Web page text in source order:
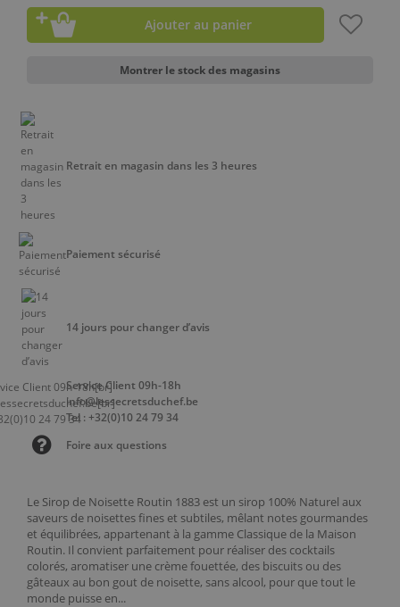
Le Sirop de Noisette Routin 1883 est un sirop 100% Naturel aux
saveurs de noisettes fines et subtiles, mêlant notes gourmandes
et équilibrées, appartenant à la gamme Classique de la Maison
Routin. Il convient parfaitement pour réaliser des cocktails
colorés, aromatiser une crème fouettée, des biscuits ou des
gâteaux au bon gout de noisette, sans alcool, pour que tout le
monde puisse en...
Ajouter au panier
Montrer le stock des magasins
Retrait en magasin dans les 3 heures
Paiement sécurisé
14 jours pour changer d’avis
Service Client 09h-18h
info@lessecretsduchef.be
Tel : +32(0)10 24 79 34
Foire aux questions